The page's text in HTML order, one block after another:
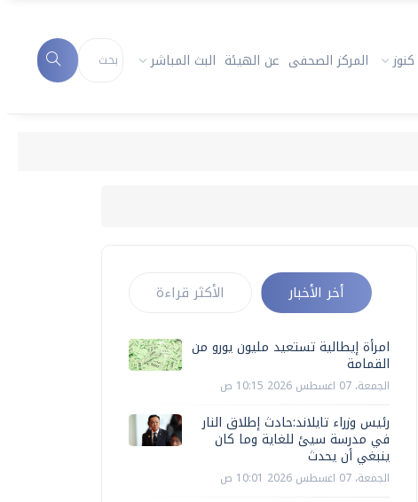
كنوز المركز الصحفى عن الهيئة البث المباشر
أخر الأخبار الأكثر قراءة
امرأة إيطالية تستعيد مليون يورو من
القمامة
الجمعة، 07 اغسطس 2026 10:15 ص
رئيس وزراء تايلاند:حادث إطلاق النار
في مدرسة سيئ للغاية وما كان
ينبغي أن يحدث
الجمعة، 07 اغسطس 2026 10:01 ص